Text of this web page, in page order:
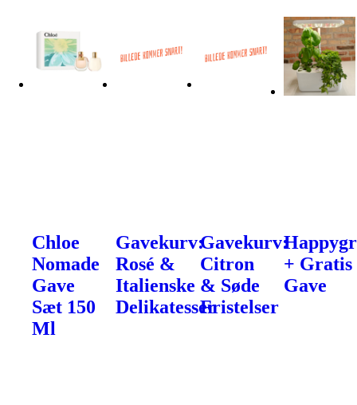
Chloe
Nomade
Gave
Sæt 150
Ml
Gavekurv:
Rosé &
Italienske
Delikatesser
Gavekurv:
Citron
& Søde
Fristelser
+ Gratis
Gave